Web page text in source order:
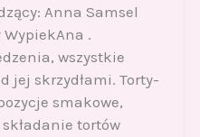
Anna Samsel
.
wszystkie
jej skrzydłami. Torty-
smakowe,
tortów